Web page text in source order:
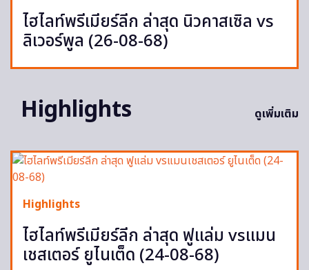
ไฮไลท์พรีเมียร์ลีก ล่าสุด นิวคาสเซิล vs
ลิเวอร์พูล (26-08-68)
Highlights ดูเพิ่มเติม
Highlights
ไฮไลท์พรีเมียร์ลีก ล่าสุด ฟูแล่ม vsแมน
เชสเตอร์ ยูไนเต็ด (24-08-68)